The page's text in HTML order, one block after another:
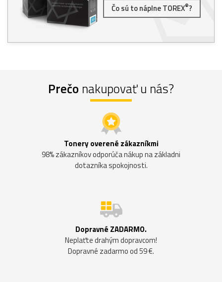
Čo sú to náplne TOREX®?
Prečo nakupovať u nás?
Tonery overené zákazníkmi
98% zákazníkov odporúča nákup na základni
dotazníka spokojnosti.
Dopravné ZADARMO.
Neplaťte drahým dopravcom!
Dopravné zadarmo od 59 €.